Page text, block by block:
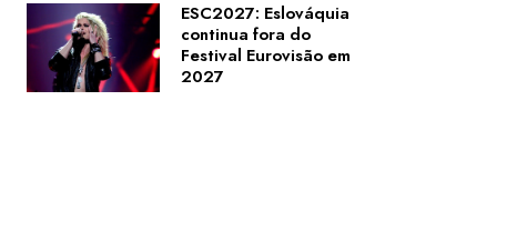
ESC2027: Eslováquia
continua fora do
Festival Eurovisão em
2027